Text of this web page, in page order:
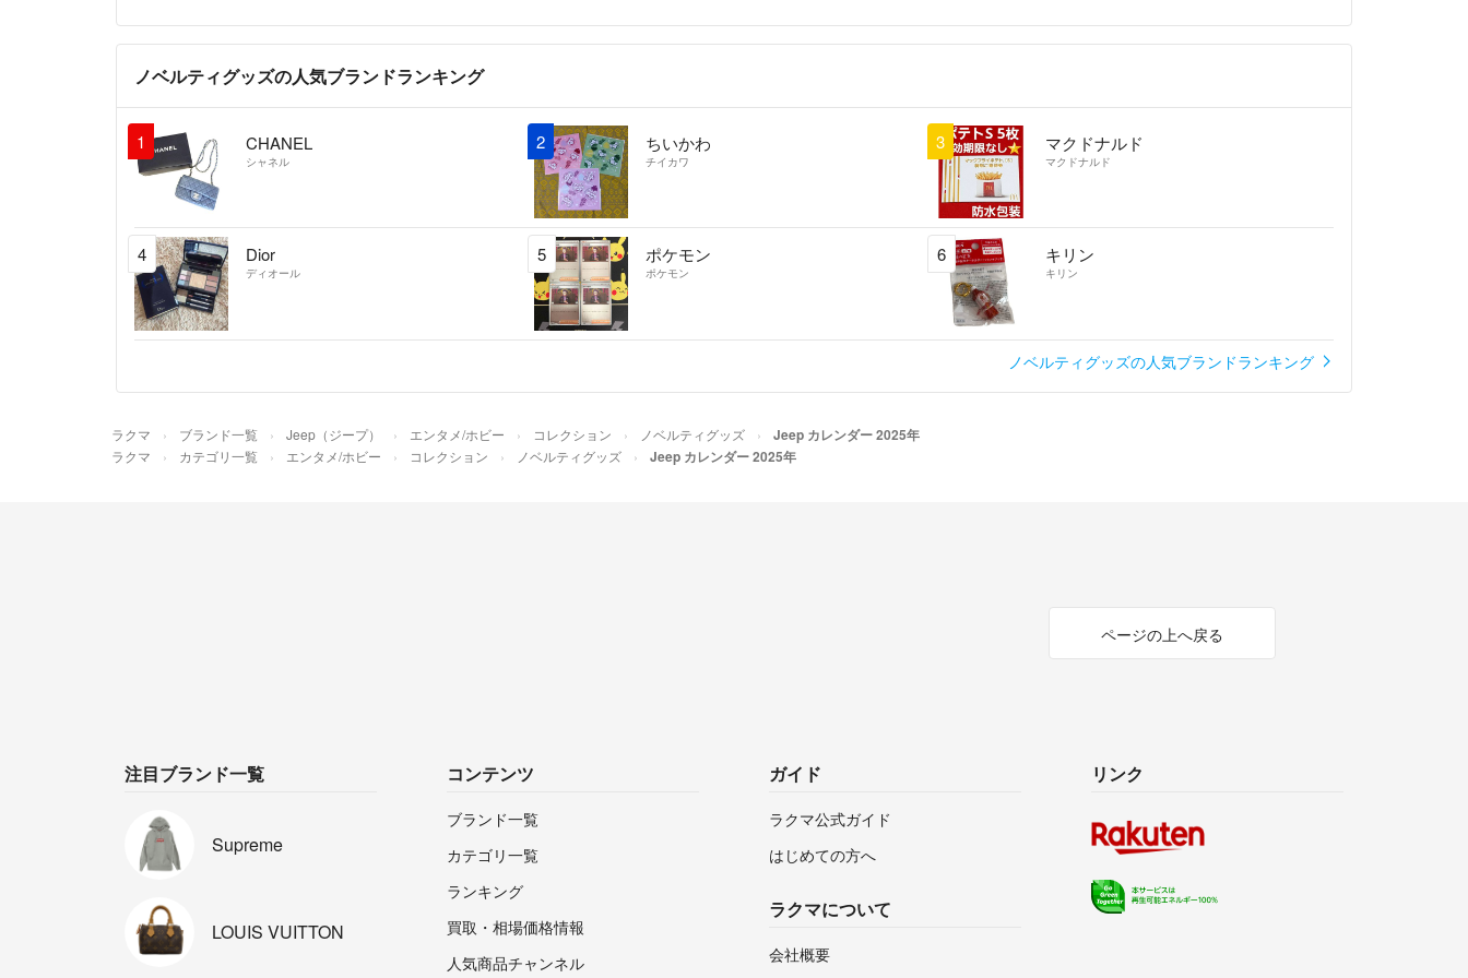
ノベルティグッズの人気ブランドランキング
1 CHANEL
シャネル
2 ちいかわ
チイカワ
3 マクドナルド
マクドナルド
4 Dior
ディオール
5 ポケモン
ポケモン
6 キリン
キリン
ノベルティグッズの人気ブランドランキング
ラクマ ブランド一覧 Jeep（ジープ） エンタメ/ホビー コレクション ノベルティグッズ Jeep カレンダー 2025年
ラクマ カテゴリ一覧 エンタメ/ホビー コレクション ノベルティグッズ Jeep カレンダー 2025年
ページの上へ戻る
注目ブランド一覧
Supreme
LOUIS VUITTON
コンテンツ
ブランド一覧
カテゴリ一覧
ランキング
買取・相場価格情報
人気商品チャンネル
ガイド
ラクマ公式ガイド
はじめての方へ
ラクマについて
会社概要
リンク